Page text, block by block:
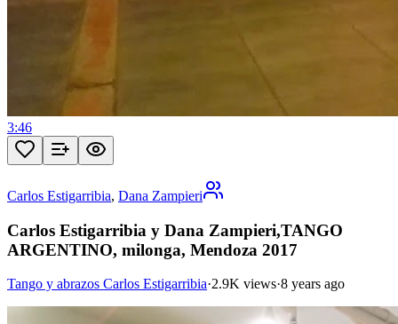
3:46
Carlos Estigarribia, Dana Zampieri
Carlos Estigarribia y Dana Zampieri,TANGO
ARGENTINO, milonga, Mendoza 2017
Tango y abrazos Carlos Estigarribia·2.9K views·8 years ago